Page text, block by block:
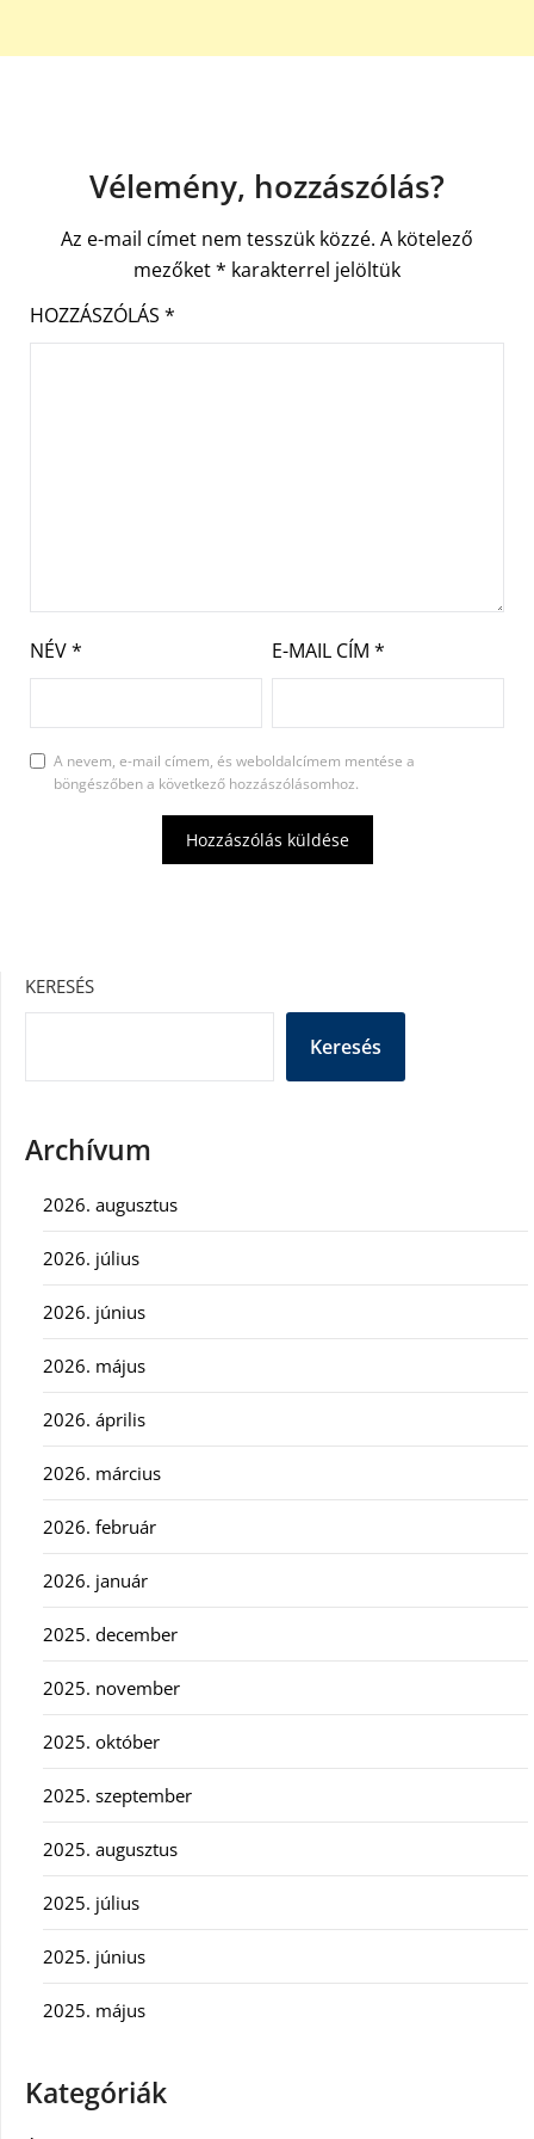
Vélemény, hozzászólás?
Az e-mail címet nem tesszük közzé. A kötelező
mezőket* karakterrel jelöltük
HOZZÁSZÓLÁS *
NÉV* E-MAIL CÍM *
A nevem, e-mail címem, és weboldalcímem mentése a
böngészőben a következő hozzászólásomhoz.
KERESÉS
Keresés
Archívum
2026. augusztus
2026. július
2026. június
2026. május
2026. április
2026. március
2026. február
2026. január
2025. december
2025. november
2025. október
2025. szeptember
2025. augusztus
2025. július
2025. június
2025. május
Kategóriák